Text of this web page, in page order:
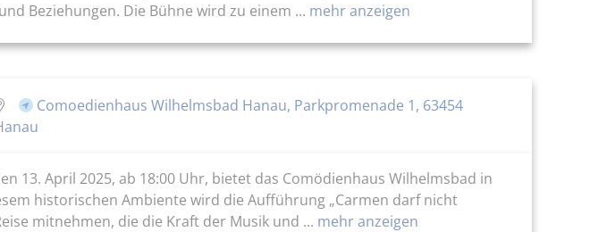
Beziehungen. Die Bühne wird zu einem ... mehr anzeigen
Comoedienhaus Wilhelmsbad Hanau, Parkpromenade 1, 63454
13. April 2025, ab 18:00 Uhr, bietet das Comödienhaus Wilhelmsbad in
historischen Ambiente wird die Aufführung „Carmen darf nicht
mitnehmen, die die Kraft der Musik und ... mehr anzeigen